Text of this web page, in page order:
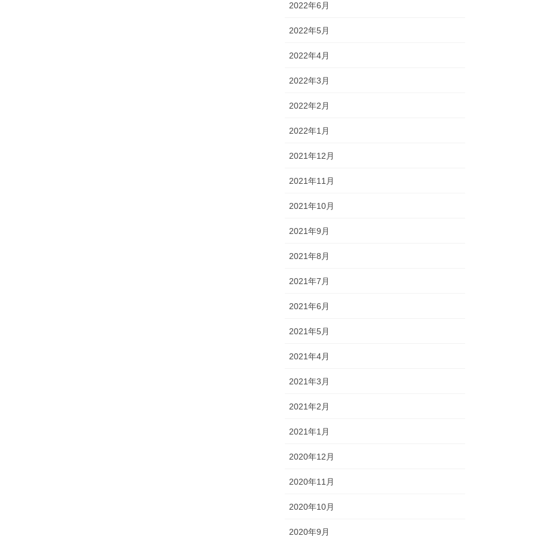
2022年6月
2022年5月
2022年4月
2022年3月
2022年2月
2022年1月
2021年12月
2021年11月
2021年10月
2021年9月
2021年8月
2021年7月
2021年6月
2021年5月
2021年4月
2021年3月
2021年2月
2021年1月
2020年12月
2020年11月
2020年10月
2020年9月